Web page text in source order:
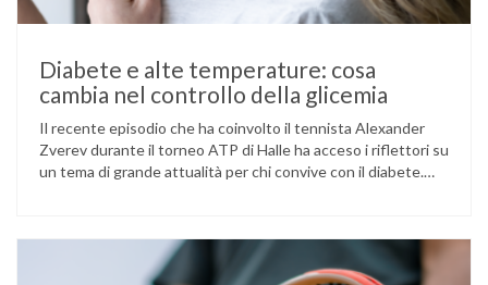
Diabete e alte temperature: cosa
cambia nel controllo della glicemia
Il recente episodio che ha coinvolto il tennista Alexander
Zverev durante il torneo ATP di Halle ha acceso i riflettori su
un tema di grande attualità per chi convive con il diabete.
glucosio lo aveva portato …